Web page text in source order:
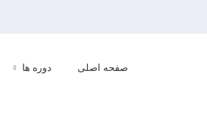
صفحه اصلی دوره ها